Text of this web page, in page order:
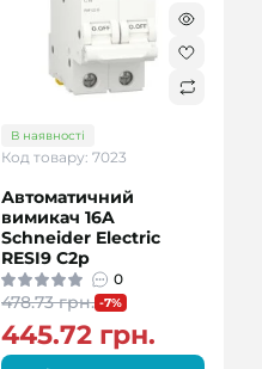
В наявності
Код товару: 7023
Автоматичний
вимикач 16A
Schneider Electric
RESI9 C2р
0
478.73 грн. -7%
445.72 грн.